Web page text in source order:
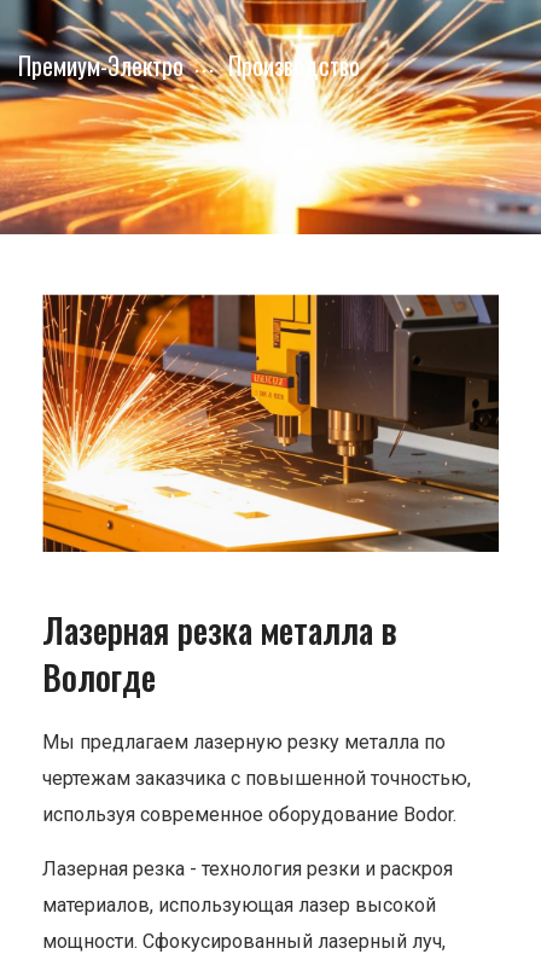
Премиум-Электро Производство
Лазерная резка металла в
Вологде
Мы предлагаем лазерную резку металла по
чертежам заказчика с повышенной точностью,
используя современное оборудование Bodor.
Лазерная резка - технология резки и раскроя
материалов, использующая лазер высокой
мощности. Сфокусированный лазерный луч,